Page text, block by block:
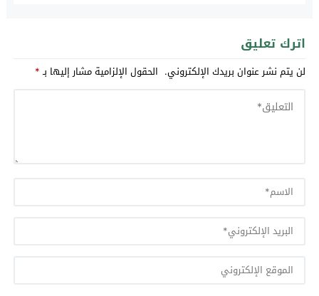
اترك تعليق
لن يتم نشر عنوان بريدك الإلكتروني. الحقول الإلزامية مشار إليها بـ*